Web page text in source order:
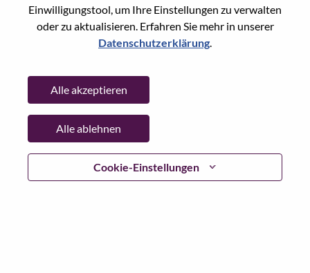
Einwilligungstool, um Ihre Einstellungen zu verwalten
oder zu aktualisieren. Erfahren Sie mehr in unserer
Datenschutzerklärung.
Cookie-Einstellungen
Alle akzeptieren
Alle ablehnen
Continue
Go Back